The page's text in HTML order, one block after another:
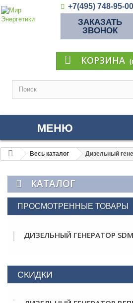
+7(495) 748-95-00
ЗАКАЗАТЬ
ЗВОНОК
КОРЗИНА
МЕНЮ
Весь каталог Дизельный
КАТАЛОГ
ПРОСМОТРЕННЫЕ ТОВАРЫ
ДИЗЕЛЬНЫЙ ГЕНЕРАТОР
СКИДКИ